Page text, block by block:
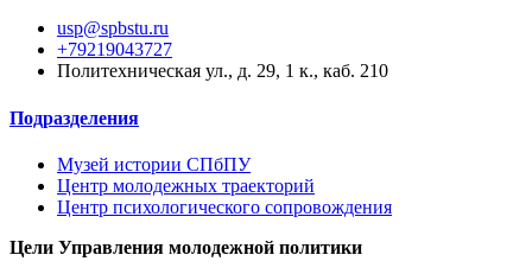
usp@spbstu.ru
+79219043727
Политехническая ул., д. 29, 1 к., каб. 210
Подразделения
Музей истории СПбПУ
Центр молодежных траекторий
Центр психологического сопровождения
Цели Управления молодежной политики